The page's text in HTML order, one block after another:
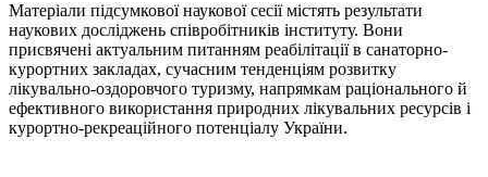
Матеріали підсумкової наукової сесії містять результати
наукових досліджень співробітників інституту. Вони
присвячені актуальним питанням реабілітації в санаторно-
курортних закладах, сучасним тенденціям розвитку
лікувально-оздоровчого туризму, напрямкам раціонального й
ефективного використання природних лікувальних ресурсів і
курортно-рекреаційного потенціалу України.